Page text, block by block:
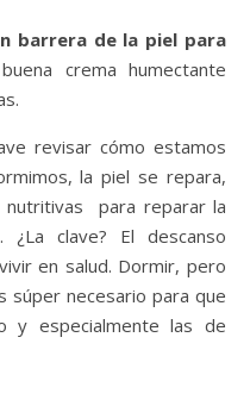
barrera de la piel para
crema humectante
revisar cómo estamos
la piel se repara,
para reparar la
clave? El descanso
en salud. Dormir, pero
súper necesario para que
y especialmente las de